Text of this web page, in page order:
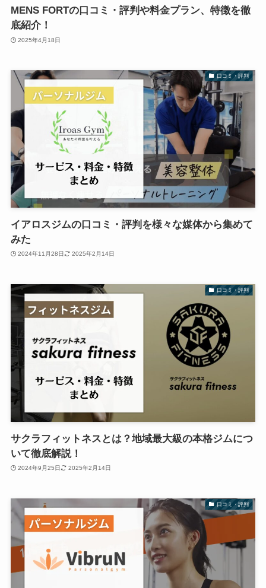
MENS FORTの口コミ・評判や料金プラン、特徴を徹
底紹介！
2025年4月18日
口コミ・評判
イアロスジムの口コミ・評判を様々な媒体から集めて
みた
2024年11月28日 2025年2月14日
口コミ・評判
サクラフィットネスとは？地域最大級の本格ジムにつ
いて徹底解説！
2024年9月25日 2025年2月14日
口コミ・評判